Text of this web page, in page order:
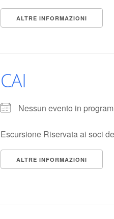
ALTRE INFORMAZIONI
CAI
Nessun evento in
Escursione Riservata ai soci
ALTRE INFORMAZIONI